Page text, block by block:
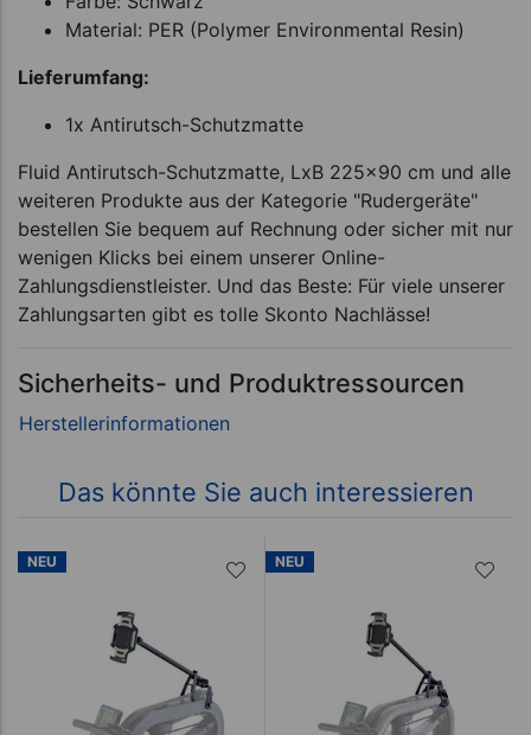
Material: PER (Polymer Environmental Resin)
Lieferumfang:
1x Antirutsch-Schutzmatte
Fluid Antirutsch-Schutzmatte, LxB 225x90 cm und alle
weiteren Produkte aus der Kategorie "Rudergeräte"
bestellen Sie bequem auf Rechnung oder sicher mit nur
wenigen Klicks bei einem unserer Online-
Zahlungsdienstleister. Und das Beste: Für viele unserer
Zahlungsarten gibt es tolle Skonto Nachlässe!
Sicherheits- und Produktressourcen
Das könnte Sie auch interessieren
NEU NEU